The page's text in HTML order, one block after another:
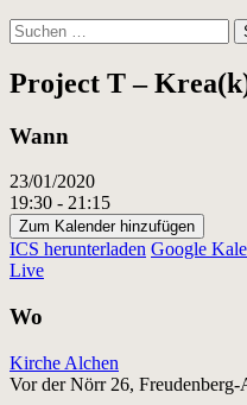
Suchen
nach:
Project T –
Wann
23/01/2020
19:30 - 21:15
Zum Kalender hinzufügen
ICS herunterladen Google
Live
Wo
Kirche Alchen
Vor der Nörr 26,